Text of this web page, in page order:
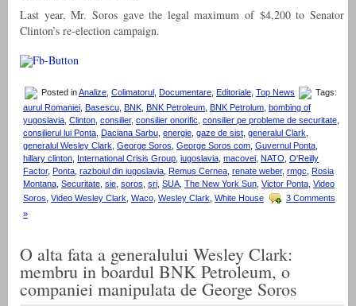
Last year, Mr. Soros gave the legal maximum of $4,200 to Senator
Clinton’s re-election campaign.
Posted inAnalize Colimatorul Documentare Editoriale Top News
Tags:
aurul Romaniei
Basescu BNK BNK Petroleum BNK Petrolum bombing of
yugoslavia Clinton consilier, consilier onorific consilier pe probleme de securitate
consilierul lui Ponta
Daciana Sarbu energie gaze de sist generalul Clark
generalul Wesley Clark George Soros George Soros com Guvernul Ponta
hillary clinton
International Crisis Group iugoslavia macovei NATO O'Reilly
Factor, Ponta razboiul din iugoslavia Remus Cernea renate weber, rmgc
Rosia
Montana Securitate sie soros sri SUA The New York Sun Victor Ponta Video
Soros Video Wesley Clark Waco Wesley Clark White House
3 Comments
»
O alta fata a generalului Wesley Clark:
membru in boardul BNK Petroleum, o
companiei manipulata de George Soros